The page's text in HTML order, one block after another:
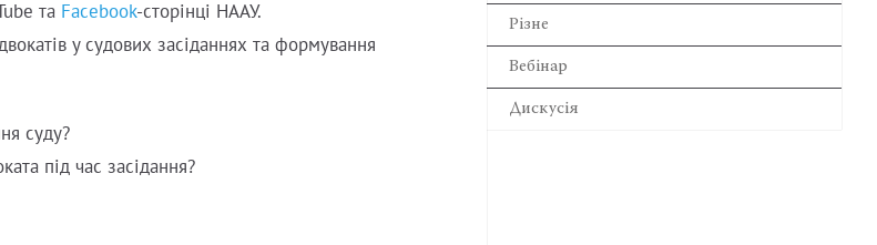
та Facebook-сторінці НААУ.
у судових засіданнях та формування
суду?
під час засідання?
Різне
Вебінар
Дискусія